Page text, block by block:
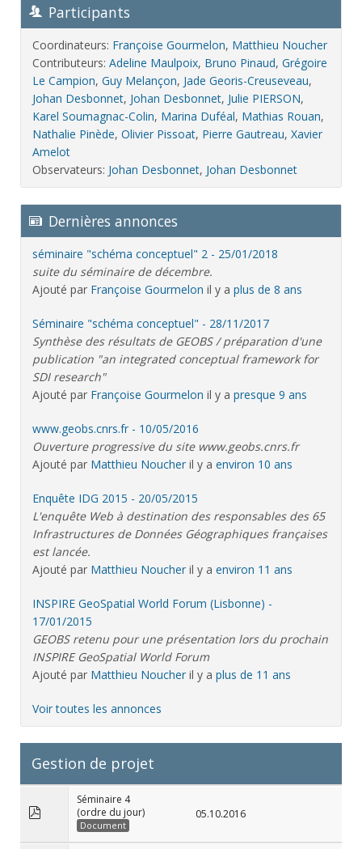
Participants
Coordinateurs: Françoise Gourmelon, Matthieu Noucher
Contributeurs: Adeline Maulpoix, Bruno Pinaud, Grégoire
Le Campion, Guy Melançon, Jade Georis-Creuseveau,
Johan Desbonnet, Johan Desbonnet, Julie PIERSON,
Karel Soumagnac-Colin, Marina Duféal, Mathias Rouan,
Nathalie Pinède, Olivier Pissoat, Pierre Gautreau, Xavier
Amelot
Observateurs: Johan Desbonnet, Johan Desbonnet
Dernières annonces
séminaire "schéma conceptuel" 2 - 25/01/2018
suite du séminaire de décembre.
Ajouté par Françoise Gourmelon il y a plus de 8 ans
Séminaire "schéma conceptuel" - 28/11/2017
Synthèse des résultats de GEOBS / préparation d'une
publication "an integrated conceptual framework for
SDI research"
Ajouté par Françoise Gourmelon il y a presque 9 ans
www.geobs.cnrs.fr - 10/05/2016
Ouverture progressive du site www.geobs.cnrs.fr
Ajouté par Matthieu Noucher il y a environ 10 ans
Enquête IDG 2015 - 20/05/2015
L'enquête Web à destination des responsables des 65
Infrastructures de Données Géographiques françaises
est lancée.
Ajouté par Matthieu Noucher il y a environ 11 ans
INSPIRE GeoSpatial World Forum (Lisbonne) -
17/01/2015
GEOBS retenu pour une présentation lors du prochain
INSPIRE GeoSpatial World Forum
Ajouté par Matthieu Noucher il y a plus de 11 ans
Voir toutes les annonces
Gestion de projet
Séminaire 4
(ordre du jour)
Document
05.10.2016